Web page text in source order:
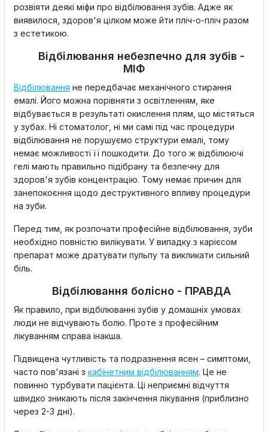
розвіяти деякі міфи про відбілювання зубів. Адже як
виявилося, здоров'я цілком може йти пліч-о-пліч разом
з естетикою.
Відбілювання небезпечно для зубів -
МІФ
Відбілювання не передбачає механічного стирання
емалі. Його можна порівняти з освітленням, яке
відбувається в результаті окислення плям, що містяться
у зубах. Ні стоматолог, ні ми самі під час процедури
відбілювання не порушуємо структури емалі, тому
немає можливості її пошкодити. До того ж відбілюючі
гелі мають правильно підібрану та безпечну для
здоров'я зубів концентрацію. Тому немає причин для
занепокоєння щодо деструктивного впливу процедури
на зуби.
Перед тим, як розпочати професійне відбілювання, зуби
необхідно повністю вилікувати. У випадку з карієсом
препарат може дратувати пульпу та викликати сильний
біль.
Відбілювання болісно - ПРАВДА
Як правило, при відбілюванні зубів у домашніх умовах
люди не відчувають болю. Проте з професійним
лікуванням справа інакша.
Підвищена чутливість та подразнення ясен – симптоми,
часто пов'язані з кабінетним відбілюванням. Це не
повинно турбувати пацієнта. Ці неприємні відчуття
швидко зникають після закінчення лікування (приблизно
через 2-3 дні).